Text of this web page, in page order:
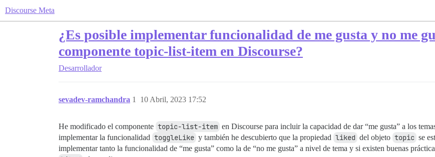
Discourse Meta
¿Es posible implementar funcionalidad de me gusta y no me
componente topic-list-item en Discourse?
Desarrollador
sevadev-ramchandra 10 Abril, 2023 17:52
1
He modificado el componente topic-list-item en Discourse para incluir la capacidad de dar “me gusta” a los
implementar la funcionalidad toggleLike y también he descubierto que la propiedad liked del objeto topic se
implementar tanto la funcionalidad de “me gusta” como la de “no me gusta” a nivel de tema y si existen buenas